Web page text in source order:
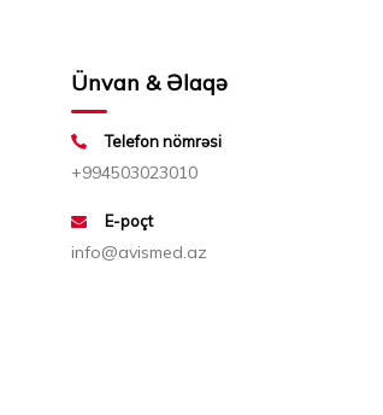
Ünvan & Əlaqə
Telefon nömrəsi
+994503023010
E-poçt
info@avismed.az